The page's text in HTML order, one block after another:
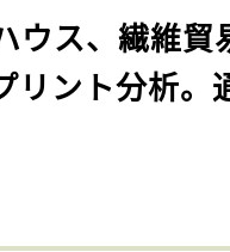
ウス、繊維貿
リント分析。